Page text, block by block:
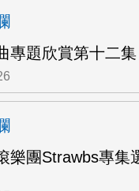
專題欣賞第十二
樂團Strawbs專集